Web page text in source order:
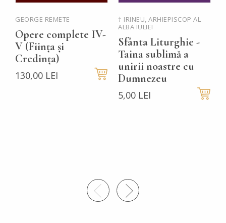
GEORGE REMETE
Opere complete IV-
V (Ființa și
Credința)
130,00 LEI
† IRINEU, ARHIEPISCOP AL
ALBA IULIEI
Sfânta Liturghie -
Taina sublimă a
unirii noastre cu
Dumnezeu
5,00 LEI